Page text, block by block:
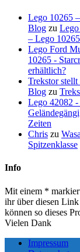
Lego 10265
Blog zu
– Lego 10265
Lego Ford
10265 -
erhältlich?
Trekstor
Blog zu
Lego 42082
Zeiten
Chris zu
Spitzenklasse
Info
Mit einem *
ihr über diesen
können so dieses
Vielen Dank
Impressum